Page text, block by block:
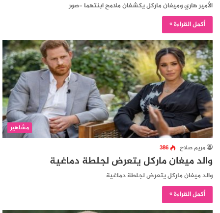
الأمير هاري وميغان ماركل يكشفان ملامح ابنتهما -صور
أكمل القراءة »
مشاهير
مريم صلاح 386
والد ميغان ماركل يتعرض لجلطة دماغية
والد ميغان ماركل يتعرض لجلطة دماغية
أكمل القراءة »